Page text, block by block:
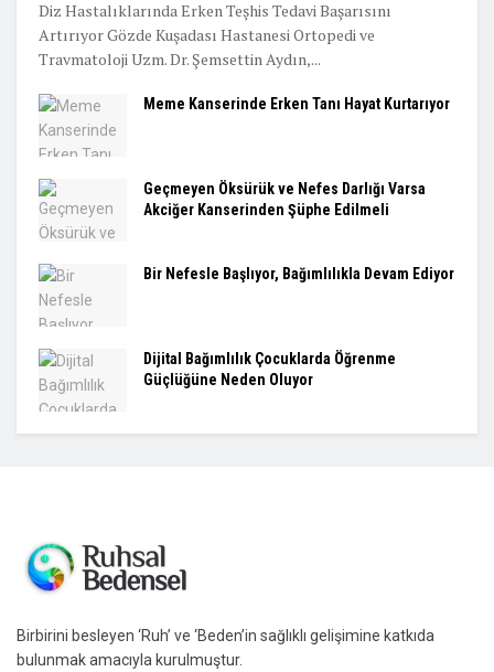
Diz Hastalıklarında Erken Teşhis Tedavi Başarısını
Artırıyor Gözde Kuşadası Hastanesi Ortopedi ve
Travmatoloji Uzm. Dr. Şemsettin Aydın,...
Meme Kanserinde Erken Tanı Hayat Kurtarıyor
Geçmeyen Öksürük ve Nefes Darlığı Varsa
Akciğer Kanserinden Şüphe Edilmeli
Bir Nefesle Başlıyor, Bağımlılıkla Devam Ediyor
Dijital Bağımlılık Çocuklarda Öğrenme
Güçlüğüne Neden Oluyor
Birbirini besleyen ‘Ruh’ ve ‘Beden’in sağlıklı gelişimine katkıda
bulunmak amacıyla kurulmuştur.